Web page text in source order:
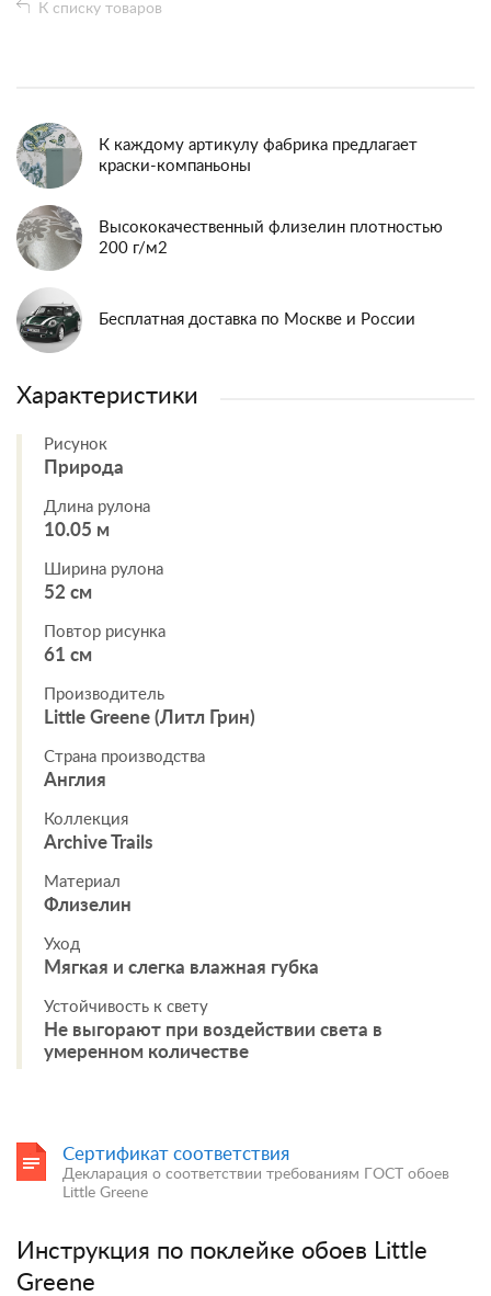
К списку товаров
К каждому артикулу фабрика предлагает
краски-компаньоны
Высококачественный флизелин плотностью
200 г/м2
Бесплатная доставка по Москве и России
Характеристики
Рисунок
Природа
Длина рулона
10.05 м
Ширина рулона
52 см
Повтор рисунка
61 см
Производитель
Little Greene (Литл Грин)
Страна производства
Англия
Коллекция
Archive Trails
Материал
Флизелин
Уход
Мягкая и слегка влажная губка
Устойчивость к свету
Не выгорают при воздействии света в
умеренном количестве
Сертификат соответствия
Декларация о соответствии требованиям ГОСТ обоев
Little Greene
Инструкция по поклейке обоев Little
Greene